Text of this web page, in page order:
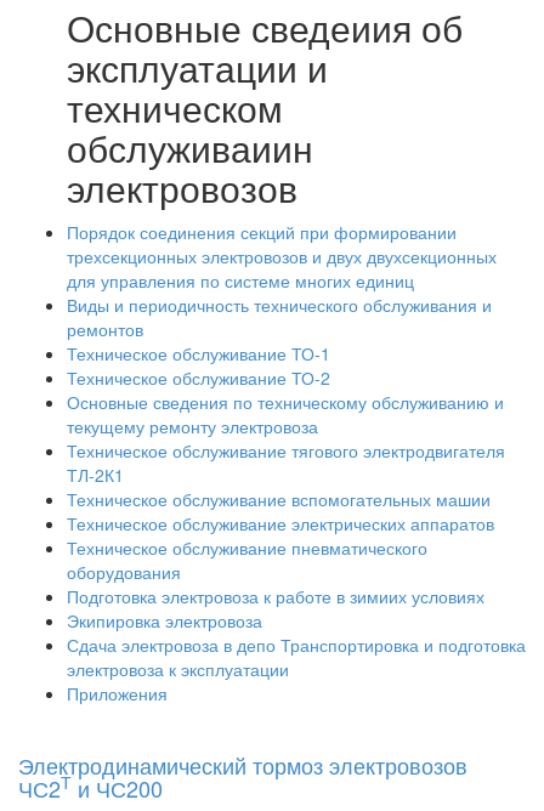
Основные сведеиия об
эксплуатации и
техническом
обслуживаиин
электровозов
Порядок соединения секций при формировании
трехсекционных электровозов и двух двухсекционных
для управления по системе многих единиц
Виды и периодичность технического обслуживания и
ремонтов
Техническое обслуживание ТО-1
Техническое обслуживание ТО-2
Основные сведения по техническому обслуживанию и
текущему ремонту электровоза
Техническое обслуживание тягового электродвигателя
ТЛ-2К1
Техническое обслуживание вспомогательных машии
Техническое обслуживание электрических аппаратов
Техническое обслуживание пневматического
оборудования
Подготовка электровоза к работе в зимиих условиях
Экипировка электровоза
Сдача электровоза в депо Транспортировка и подготовка
электровоза к эксплуатации
Приложения
Электродинамический тормоз электровозов
ЧС2Т и ЧС200